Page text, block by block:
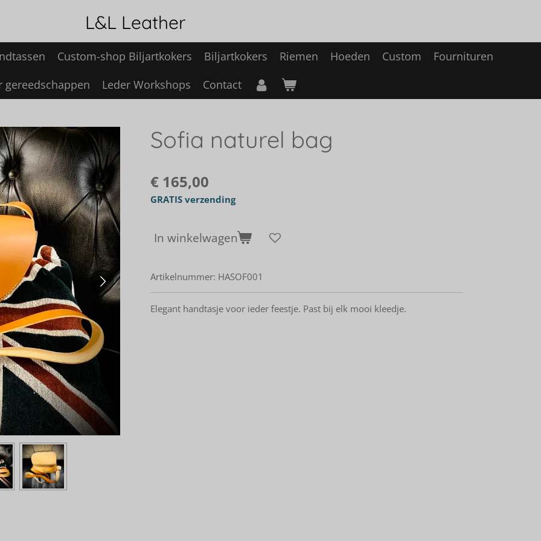
L&L Leather
Custom-shop Biljartkokers Biljartkokers Riemen Hoeden Custom
Fournituren
gereedschappen
Leder Workshops Contact
Sofia naturel bag
€ 165,00
GRATIS verzending
In winkelwagen
Artikelnummer: HASOF001
Elegant handtasje voor ieder feestje. Past bij elk mooi kleedje.